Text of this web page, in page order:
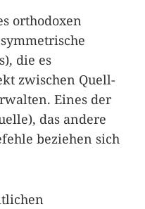
orthodoxen
die es
zwischen Quell-
Eines der
das andere
beziehen sich